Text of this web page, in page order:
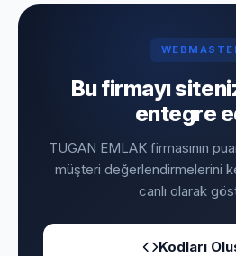
Bu firmayı
entegre
TUGAN EMLAK firmasının
müşteri değerlendirmelerini
canlı olarak
Kodları